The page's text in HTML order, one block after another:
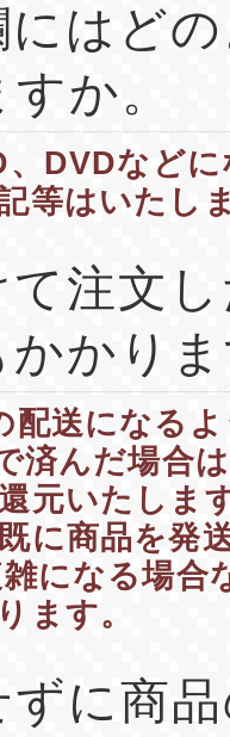
はど
か。
DVDなど
等はいたし
注文
かり
配送になる
済んだ場合
元いたしま
に商品を発
になる場合
ます。
に商